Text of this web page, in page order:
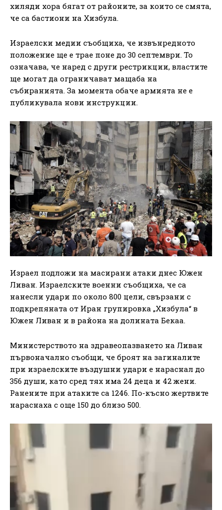
хиляди хора бягат от районите, за които се смята,
че са бастиони на Хизбула.
Израелски медии съобщиха, че извънредното
положение ще е трае поне до 30 септември. То
означава, че наред с други рестрикции, властите
ще могат да ограничават мащаба на
събиранията. За момента обаче армията не е
публикувала нови инструкции.
Израел подложи на масирани атаки днес Южен
Ливан. Израелските военни съобщиха, че са
нанесли удари по около 800 цели, свързани с
подкрепяната от Иран групировка „Хизбула“ в
Южен Ливан и в района на долината Бекаа.
Министерството на здравеопазването на Ливан
първоначално съобщи, че броят на загиналите
при израелските въздушни удари е нараснал до
356 души, като сред тях има 24 деца и 42 жени.
Ранените при атаките са 1246. По-късно жертвите
нараснаха с още 150 до близо 500.